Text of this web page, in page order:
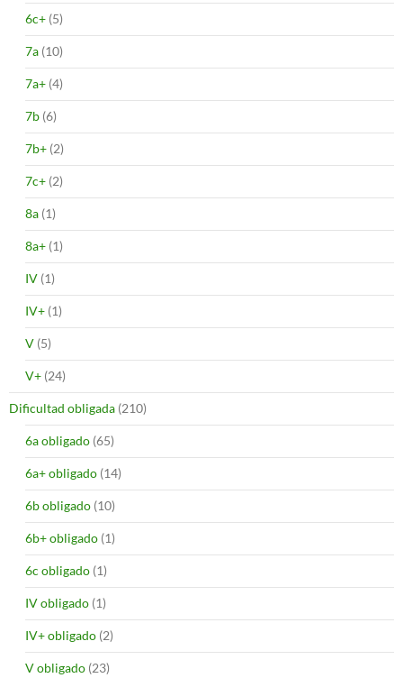
6c+ (5)
7a (10)
7a+ (4)
7b (6)
7b+ (2)
7c+ (2)
8a (1)
8a+ (1)
IV (1)
IV+ (1)
V (5)
V+ (24)
Dificultad obligada (210)
6a obligado (65)
6a+ obligado (14)
6b obligado (10)
6b+ obligado (1)
6c obligado (1)
IV obligado (1)
IV+ obligado (2)
V obligado (23)